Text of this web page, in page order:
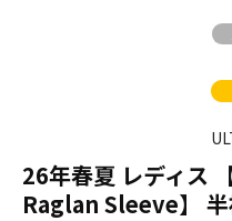
26年春夏 レディ
Raglan Sleeve】